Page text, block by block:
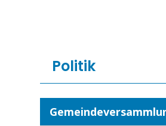
Politik